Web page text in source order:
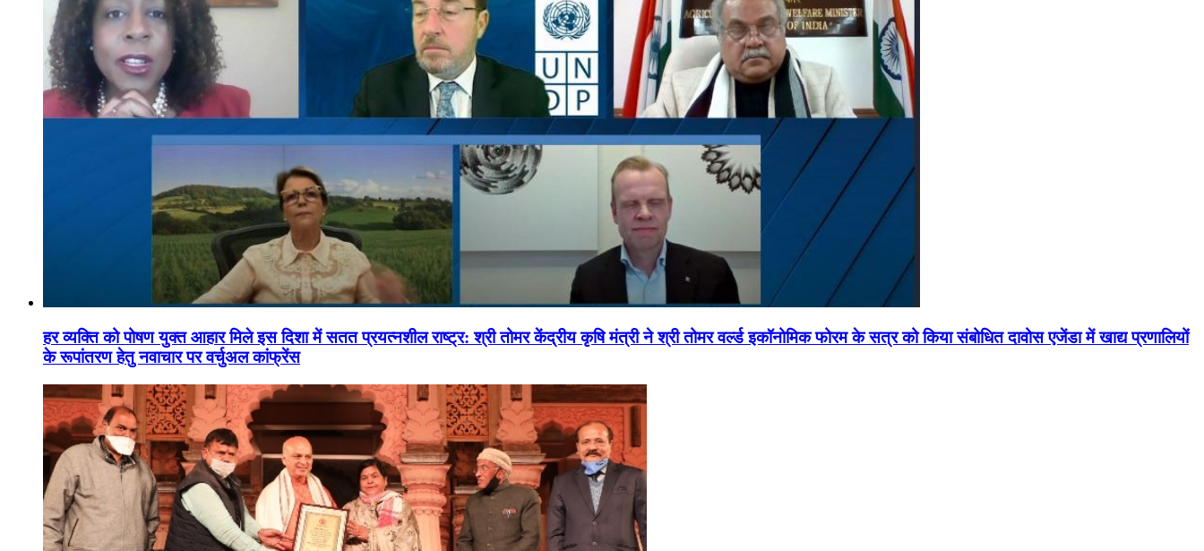
हर व्यक्ति को पोषण युक्त आहार मिले इस दिशा में सतत प्रयत्नशील राष्ट्र: श्री तोमर केंद्रीय कृषि मंत्री ने श्री तोमर वर्ल्ड इकॉनोमिक फोरम के सत्र को किया संबोधित दावोस एजेंडा में खाद्य प्रणालियों
के रूपांतरण हेतु नवाचार पर वर्चुअल कांफ्रेंस